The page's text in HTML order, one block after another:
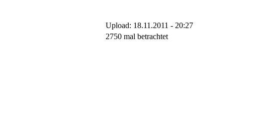
Upload: 18.11.2011 - 20:27
2750 mal betrachtet